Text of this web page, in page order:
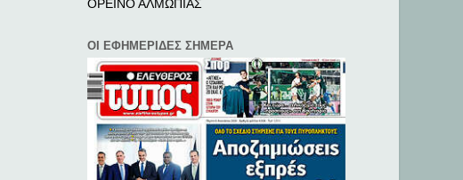
ΟΡΕΙΝΟ ΑΛΜΩΠΙΑΣ
ΟΙ ΕΦΗΜΕΡΙΔΕΣ ΣΗΜΕΡΑ